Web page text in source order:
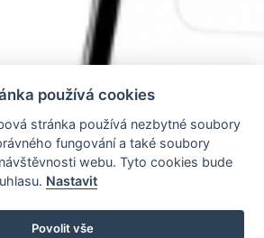
používá cookies
stránka používá nezbytné soubory
fungování a také soubory
webu. Tyto cookies bude
Nastavit
Povolit vše